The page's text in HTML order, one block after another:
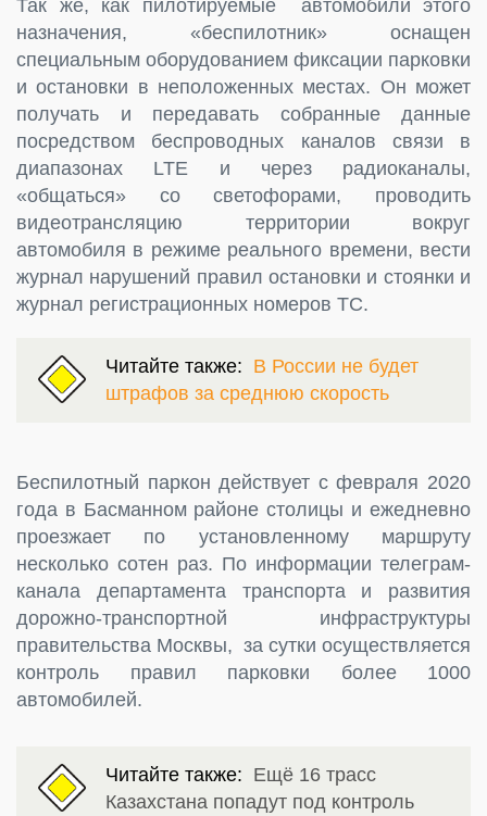
Так же, как пилотируемые автомобили этого
назначения, «беспилотник» оснащен
специальным оборудованием фиксации парковки
и остановки в неположенных местах. Он может
получать и передавать собранные данные
посредством беспроводных каналов связи в
диапазонах LTE и через радиоканалы,
«общаться» со светофорами, проводить
видеотрансляцию территории вокруг
автомобиля в режиме реального времени, вести
журнал нарушений правил остановки и стоянки и
журнал регистрационных номеров ТС.
Читайте также: В России не будет
штрафов за среднюю скорость
Беспилотный паркон действует с февраля 2020
года в Басманном районе столицы и ежедневно
проезжает по установленному маршруту
несколько сотен раз. По информации телеграм-
канала департамента транспорта и развития
дорожно-транспортной инфраструктуры
правительства Москвы, за сутки осуществляется
контроль правил парковки более 1000
автомобилей.
Читайте также: Ещё 16 трасс
Казахстана попадут под контроль